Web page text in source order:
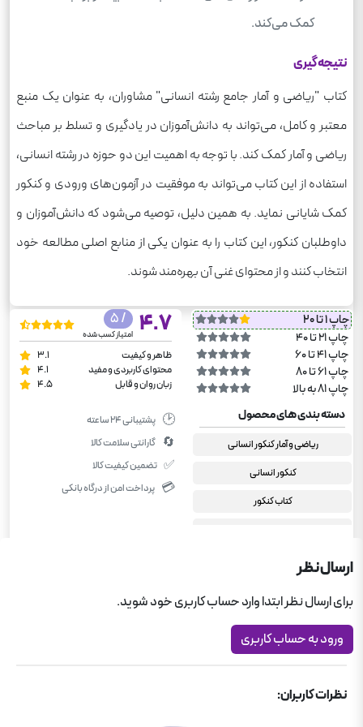
کمک می‌کند.
نتیجه‌گیری
کتاب "ریاضی و آمار جامع رشته انسانی" مشاوران، به عنوان یک منبع
معتبر و کامل، می‌تواند به دانش‌آموزان در یادگیری و تسلط بر مباحث
ریاضی و آمار کمک کند. با توجه به اهمیت این دو حوزه در رشته انسانی،
استفاده از این کتاب می‌تواند به موفقیت در آزمون‌های ورودی و کنکور
کمک شایانی نماید. به همین دلیل، توصیه می‌شود که دانش‌آموزان و
داوطلبان کنکور، این کتاب را به عنوان یکی از منابع اصلی مطالعه خود
انتخاب کنند و از محتوای غنی آن بهره‌مند شوند.
چاپ 1 تا 20
چاپ 21 تا 40
چاپ 41 تا 60
چاپ 61 تا 80
چاپ 81 به بالا
4.7
/ 5
امتیاز کسب شده
ظاهر و کیفیت
3.1
محتوای کاربردی و مفید
4.1
زبان روان و قابل
4.5
دسته بندی های محصول
ریاضی و آمار کنکور انسانی
کنکور انسانی
کتاب کنکور
کمک درسی رشته انسانی
🕑 پشتیبانی ۲۴ ساعته
🔄 گارانتی سلامت کالا
✅ تضمین کیفیت کالا
💳 پرداخت امن از درگاه بانکی
ارسال نظر
برای ارسال نظر ابتدا وارد حساب کاربری خود شوید.
ورود به حساب کاربری
نظرات کاربران: